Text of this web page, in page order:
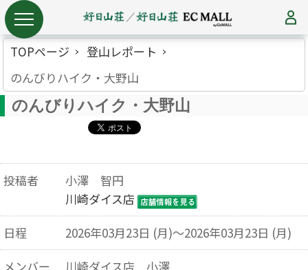
TOPページ
登山レポート
のんびりハイク・大野山
のんびりハイク・大野山
投稿者
小澤 智円
川崎ダイス店
日程
2026年03月23日 (月)～2026年03月23日 (月)
メンバー
川崎ダイス店 小澤